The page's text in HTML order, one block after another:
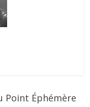
Point Éphémère